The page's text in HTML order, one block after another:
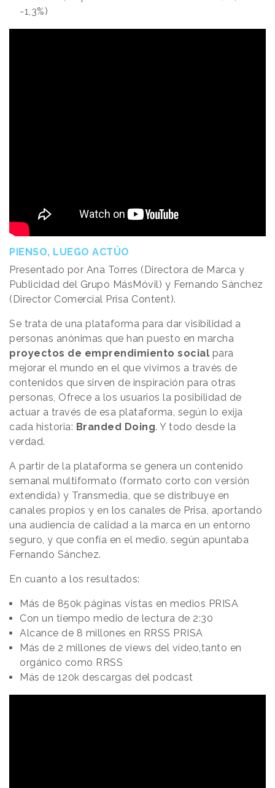
-1,3%)
PIENSO, LUEGO ACTÚO
Presentado por Ana Torres (Directora de Marca y
Publicidad del Grupo MásMóvil) y Fernando Sánchez
(Director Comercial Prisa Content).
Se trata de una plataforma para dar visibilidad a
personas anónimas que han puesto en marcha
proyectos de emprendimiento social para
mejorar el mundo en el que vivimos a través de
contenidos que sirven de inspiración para otras
personas, Ofrece a los usuarios la posibilidad de
actuar a través de esa plataforma, según lo exija
cada historia: Branded Doing. Y todo desde la
verdad.
A partir de la plataforma se genera un contenido
semanal multiformato (formato corto con versión
extendida) y Transmedia, que se distribuye en
canales propios y en los canales de Prisa, aportando
una audiencia de calidad a la marca en un entorno
seguro, y que confía en el medio, según apuntaba
Fernando Sánchez.
En cuanto a los resultados:
Más de 850k páginas vistas en medios PRISA
Con un tiempo medio de lectura de 2:30
Alcance de 8 millones en RRSS PRISA
Más de 2 millones de views del vídeo,tanto en
orgánico como RRSS
Más de 120k descargas del podcast